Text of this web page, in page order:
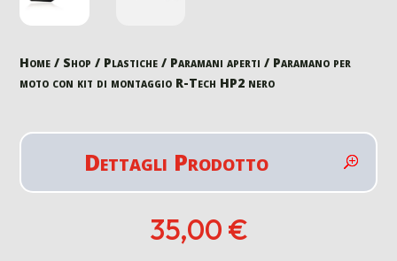
Home / Shop / Plastiche / Paramani aperti / Paramano per
moto con kit di montaggio R-Tech HP2 nero
Dettagli Prodotto
35,00 €